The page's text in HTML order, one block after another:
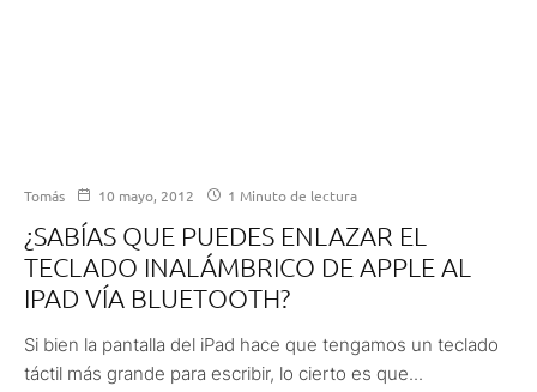
Tomás 10 mayo, 2012 1 Minuto de lectura
¿SABÍAS QUE PUEDES ENLAZAR EL
TECLADO INALÁMBRICO DE APPLE AL
IPAD VÍA BLUETOOTH?
Si bien la pantalla del iPad hace que tengamos un teclado
táctil más grande para escribir, lo cierto es que...